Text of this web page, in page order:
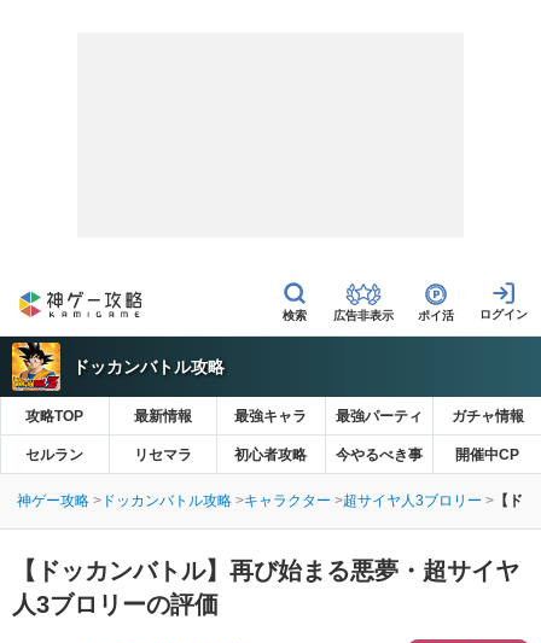
広告非表示 ポイ活
ドッカンバトル攻略
攻略TOP 最新情報 最強キャラ 最強パーティ ガチャ情報
セルラン リセマラ 初心者攻略 今やるべき事 開催中CP
神ゲー攻略 ドッカンバトル攻略 キャラクター 超サイヤ人3ブロリー 【ド
【ドッカンバトル】 再び始まる悪夢・超サイヤ
人3ブロリーの評価